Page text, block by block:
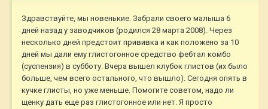
Здравствуйте, мы новенькие. Забрали своего малыша 6
дней назад у заводчиков (родился 28 марта 2008). Через
несколько дней предстоит прививка и как положено за 10
дней мы дали ему глистогонное средство фебтал комбо
(суспензия) в субботу. Вчера вышел клубок глистов (их было
больше, чем всего остального, что вышло). Сегодня опять в
кучке глисты, но уже меньше. Помогите советом, надо ли
щенку дать еще раз глистогонное или нет. Я просто